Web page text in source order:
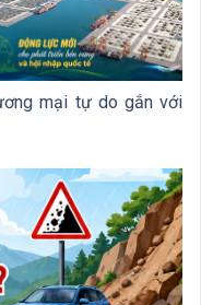
mại tự do gắn với